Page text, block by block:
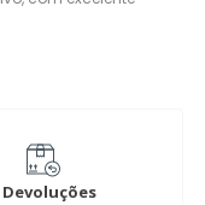
Devoluções